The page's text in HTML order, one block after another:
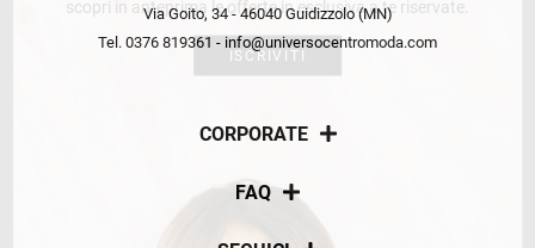
Via Goito, 34 - 46040 Guidizzolo (MN)
Tel. 0376 819361 - info@universocentromoda.com
CORPORATE
Chi siamo
La nostra policy
FAQ
Pagamenti
scopri in anteprima le offerte in esclusiva a te riservate.
ISCRIVITI